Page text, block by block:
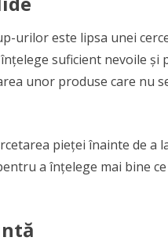
urilor este lipsa unei
suficient nevoile și
unor produse care nu
pieței înainte de a
a înțelege mai bine